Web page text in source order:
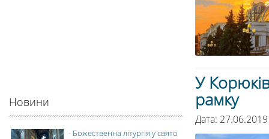
У
рамку
Дата:
Новини
- Божественна літургія у свято